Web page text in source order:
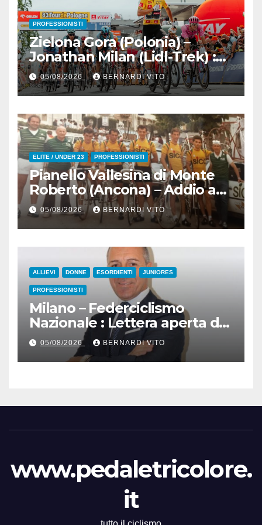
PROFESSIONISTI
Zielona Gora (Polonia) –
Jonathan Milan (Lidl-Trek) :
Vince la terza tappa di
seguito e in maglia gialla
all’83° Giro di Polonia
05/08/2026 BERNARDI VITO
ELITE / UNDER 23 PROFESSIONISTI
Pianello Vallesina di Monte
Roberto (Ancona) – Addio ad
Alderino Bartoloni, Direttore
Sportivo rigorosamente
Gentile
05/08/2026 BERNARDI VITO
ALLIEVI DONNE ESORDIENTI JUNIORES
PROFESSIONISTI
Milano – Federciclismo
Nazionale : Lettera aperta del
Presidente Cordiano
Dagnoni
05/08/2026 BERNARDI VITO
www.pedaletricolore.
it